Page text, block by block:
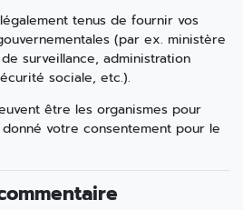
tenus de fournir vos
(par ex. ministère
surveillance, administration
sociale, etc.).
être les organismes pour
donné votre consentement pour le